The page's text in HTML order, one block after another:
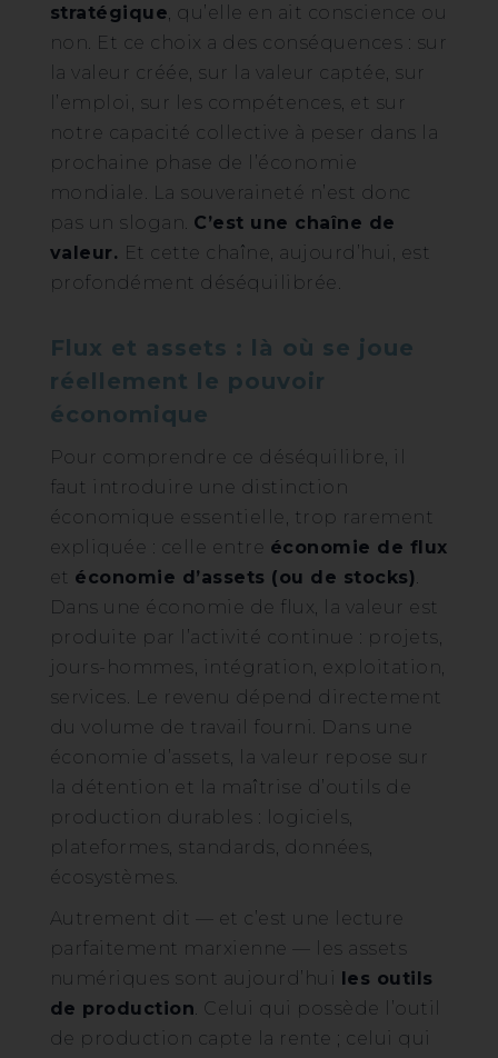
stratégique, qu’elle en ait conscience ou
non. Et ce choix a des conséquences : sur
la valeur créée, sur la valeur captée, sur
l’emploi, sur les compétences, et sur
notre capacité collective à peser dans la
prochaine phase de l’économie
mondiale. La souveraineté n’est donc
pas un slogan. C’est une chaîne de
valeur. Et cette chaîne, aujourd’hui, est
profondément déséquilibrée.
Flux et assets : là où se joue
réellement le pouvoir
économique
Pour comprendre ce déséquilibre, il
faut introduire une distinction
économique essentielle, trop rarement
expliquée : celle entre économie de flux
et économie d’assets (ou de stocks).
Dans une économie de flux, la valeur est
produite par l’activité continue : projets,
jours-hommes, intégration, exploitation,
services. Le revenu dépend directement
du volume de travail fourni. Dans une
économie d’assets, la valeur repose sur
la détention et la maîtrise d’outils de
production durables : logiciels,
plateformes, standards, données,
écosystèmes.
Autrement dit — et c’est une lecture
parfaitement marxienne — les assets
numériques sont aujourd’hui les outils
de production. Celui qui possède l’outil
de production capte la rente ; celui qui